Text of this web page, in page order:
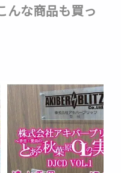
んな商品も買っ